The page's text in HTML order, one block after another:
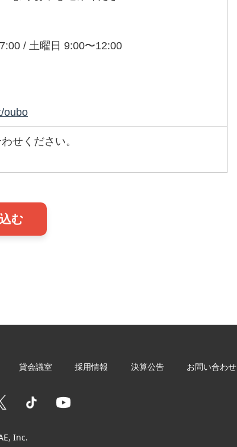
/ 土曜日 9:00〜12:00
oubo
せください。
む
貸会議室 採用情報 決算公告 お問い合わせ
Inc.